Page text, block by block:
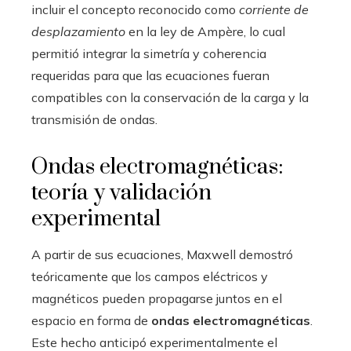
incluir el concepto reconocido como corriente de
desplazamiento en la ley de Ampère, lo cual
permitió integrar la simetría y coherencia
requeridas para que las ecuaciones fueran
compatibles con la conservación de la carga y la
transmisión de ondas.
Ondas electromagnéticas:
teoría y validación
experimental
A partir de sus ecuaciones, Maxwell demostró
teóricamente que los campos eléctricos y
magnéticos pueden propagarse juntos en el
espacio en forma de ondas electromagnéticas
Este hecho anticipó experimentalmente el